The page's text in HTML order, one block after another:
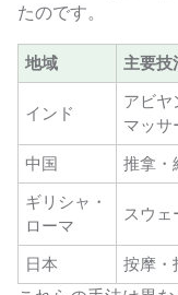
たのです。
地域 主要技
インド
アビヤ
マッサ
中国
推拿・
ギリシャ・
ローマ
スウェ
日本 按摩・